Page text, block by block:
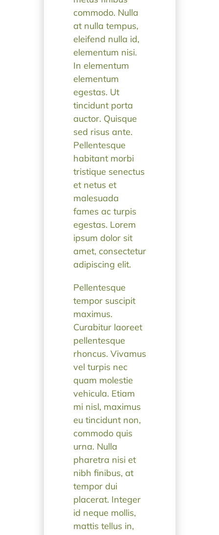
commodo. Nulla
at nulla tempus,
eleifend nulla id,
elementum nisi.
In elementum
elementum
egestas. Ut
tincidunt porta
auctor. Quisque
sed risus ante.
Pellentesque
habitant morbi
tristique senectus
et netus et
malesuada
fames ac turpis
egestas. Lorem
ipsum dolor sit
amet, consectetur
adipiscing elit.
Pellentesque
tempor suscipit
maximus.
Curabitur laoreet
pellentesque
rhoncus. Vivamus
vel turpis nec
quam molestie
vehicula. Etiam
mi nisl, maximus
eu tincidunt non,
commodo quis
urna. Nulla
pharetra nisi et
nibh finibus, at
tempor dui
placerat. Integer
id neque mollis,
mattis tellus in,